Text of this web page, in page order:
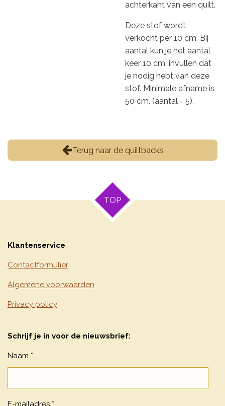
achterkant van een quilt.
Deze stof wordt
verkocht per 10 cm. Bij
aantal kun je het aantal
keer 10 cm. invullen dat
je nodig hebt van deze
stof. Minimale afname is
50 cm. (aantal = 5).
Terug naar de quiltbacks
TOP
Klantenservice
Contactformulier
Algemene voorwaarden
Privacy policy
Schrijf je in voor de nieuwsbrief:
Naam *
E-mailadres *